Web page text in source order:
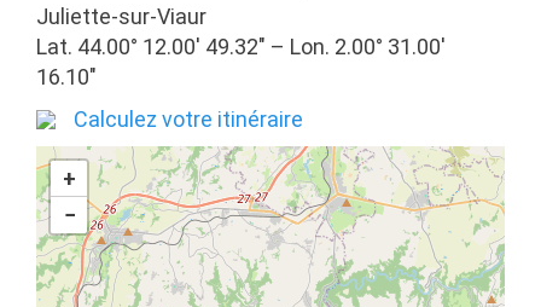
Juliette-sur-Viaur
Lat. 44.00° 12.00′ 49.32″ – Lon. 2.00° 31.00′
16.10″
Calculez votre itinéraire
+
−